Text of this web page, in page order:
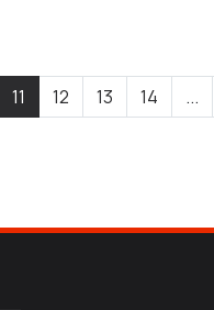
11 12 13 14 ...